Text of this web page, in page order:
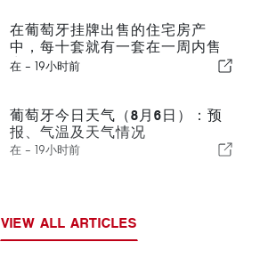
在葡萄牙挂牌出售的住宅房产
中，每十套就有一套在一周内售
出
在 - 19小时前
葡萄牙今日天气（8月6日）：预
报、气温及天气情况
在 - 19小时前
VIEW ALL ARTICLES